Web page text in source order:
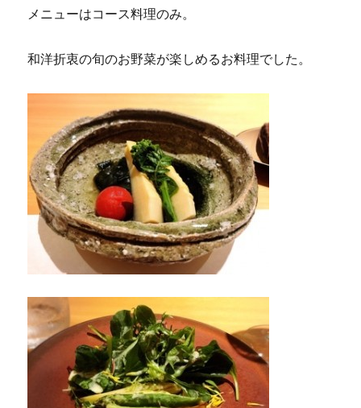
メニューはコース料理のみ。
和洋折衷の旬のお野菜が楽しめるお料理でした。